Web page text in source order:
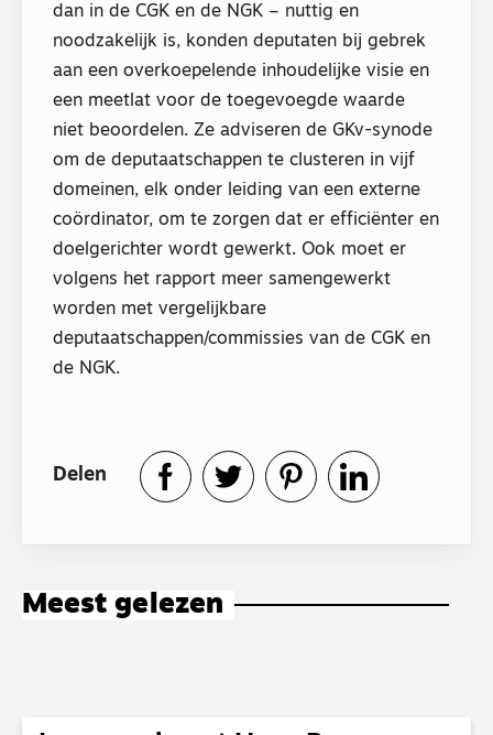
dan in de CGK en de NGK – nuttig en
noodzakelijk is, konden deputaten bij gebrek
aan een overkoepelende inhoudelijke visie en
een meetlat voor de toegevoegde waarde
niet beoordelen. Ze adviseren de GKv-synode
om de deputaatschappen te clusteren in vijf
domeinen, elk onder leiding van een externe
coördinator, om te zorgen dat er efficiënter en
doelgerichter wordt gewerkt. Ook moet er
volgens het rapport meer samengewerkt
worden met vergelijkbare
deputaatschappen/commissies van de CGK en
de NGK.
Delen
Meest gelezen